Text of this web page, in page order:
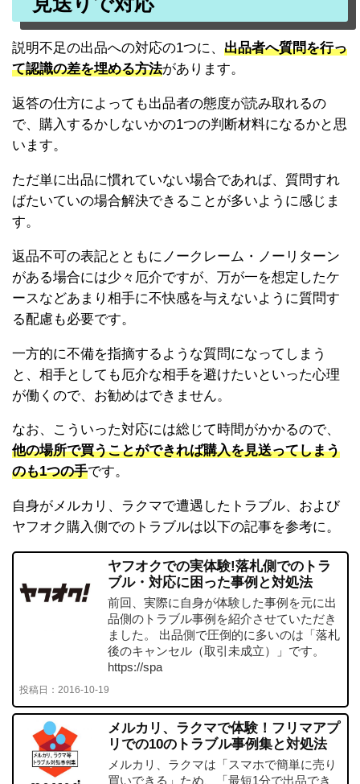
説明不足の出品への対応の1つに、 出品者へ質問を行っ
て認識の差を埋める方法があります。
返答の仕方によっても出品者の態度が読み取れるの
で、購入するかしないかの1つの判断材料になるかと思
います。
ただ単に出品に慣れていない場合であれば、質問すれ
ばたいていの場合解決できることが多いように感じま
す。
返品不可の表記とともにノークレーム・ノーリターン
がある場合には少々厄介ですが、万が一を想定したケ
ースなどあまり相手に不快感を与えないように質問す
る配慮も必要です。
一方的に不備を指摘するような質問になってしまう
と、相手としても厄介な相手を避けたいといった心理
が働くので、お勧めはできません。
なお、こういった対応には総じて時間がかかるので、
他の場所で買うことができれば購入を見送ってしまう
のも1つの手です。
自身がメルカリ、ラクマで遭遇したトラブル、および
ヤフオク購入側でのトラブルは以下の記事を参考に。
ヤフオクでの実体験!落札側でのトラ
ブル・対応に困った事例と対処法
前回、実際に自身が体験した事例を元に出
品側のトラブル事例を紹介させていただき
ました。 出品側で圧倒的に多いのは「落札
後のキャンセル（取引未成立）」です。
https://spa
投稿日： 2016-10-19
メルカリ、ラクマで体験！フリマアプ
リでの10のトラブル事例集と対処法
メルカリ、ラクマは「スマホで簡単に売り
買いできる」ため、「最短1分で出品でき